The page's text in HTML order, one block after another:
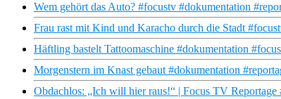
Wem gehört das Auto? #focustv #dokumentation
Frau rast mit Kind und Karacho durch die Stadt
Häftling bastelt Tattoomaschine #dokumentation
Morgenstern im Knast gebaut #dokumentation
Obdachlos: „Ich will hier raus!“ | Focus TV Reportage